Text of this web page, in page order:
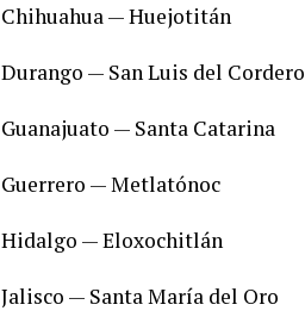
Chihuahua — Huejotitán
Durango — San Luis del Cordero
Guanajuato — Santa Catarina
Guerrero — Metlatónoc
Hidalgo — Eloxochitlán
Jalisco — Santa María del Oro